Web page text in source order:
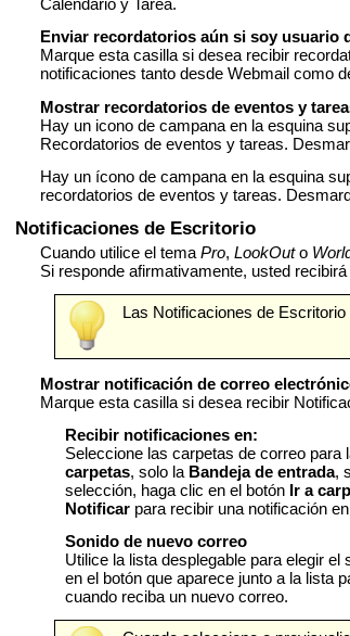
Calendario y Tarea.
Enviar recordatorios aún si soy usuario
Marque esta casilla si desea recibir
notificaciones tanto desde Webmail como
Mostrar recordatorios de eventos y
Hay un icono de campana en la esquina
Recordatorios de eventos y tareas.
Hay un ícono de campana en la esquina
recordatorios de eventos y tareas.
Notificaciones de Escritorio
Cuando utilice el tema Pro,LookOuto
Si responde afirmativamente, usted
Las Notificaciones de
Mostrar notificación de correo
Marque esta casilla si desea recibir
Recibir notificaciones en:
Seleccione las carpetas de correo
carpetas, solo la Bandeja de entrada,
selección, haga clic en el botón Ir a
Notificarpara recibir una notificación
Sonido de nuevo correo
Utilice la lista desplegable para elegir
en el botón que aparece junto a la lista
cuando reciba un nuevo correo.